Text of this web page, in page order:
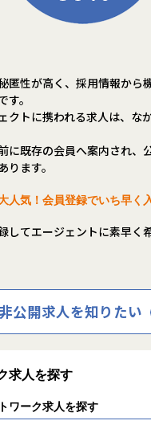
匿性が高く、採用情報から
。
クトに携われる求人は、な
に既存の会員へ案内され、
ります。
人気！会員登録でいち早く
してエージェントに素早く
非公開求人を知りたい
求人を探す
ワーク求人を探す